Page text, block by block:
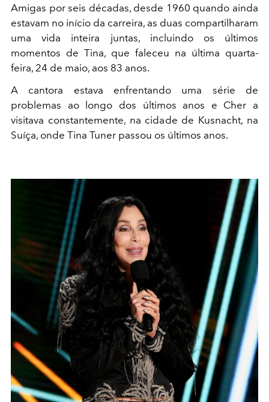
Amigas por seis décadas, desde 1960 quando ainda
estavam no início da carreira, as duas compartilharam
uma vida inteira juntas, incluindo os últimos
momentos de Tina, que faleceu na última quarta-
feira, 24 de maio, aos 83 anos.
A cantora estava enfrentando uma série de
problemas ao longo dos últimos anos e Cher a
visitava constantemente, na cidade de Kusnacht, na
Suíça, onde Tina Tuner passou os últimos anos.